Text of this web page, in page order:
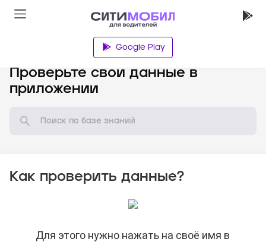
Google Play
Проверьте свои данные в
приложении
Как проверить данные?
Для этого нужно нажать на своё имя в
Для этого нужно нажать на своё имя в
Для этого нужно нажать на своё имя в